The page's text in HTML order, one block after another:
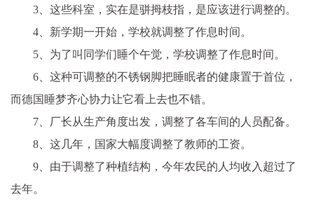
3、这些科室，实在是骈拇枝指，是应该进行调整的。
4、新学期一开始，学校就调整了作息时间。
5、为了叫同学们睡个午觉，学校调整了作息时间。
6、这种可调整的不锈钢脚把睡眠者的健康置于首位，
而德国睡梦齐心协力让它看上去也不错。
7、厂长从生产角度出发，调整了各车间的人员配备。
8、这几年，国家大幅度调整了教师的工资。
9、由于调整了种植结构，今年农民的人均收入超过了
去年。